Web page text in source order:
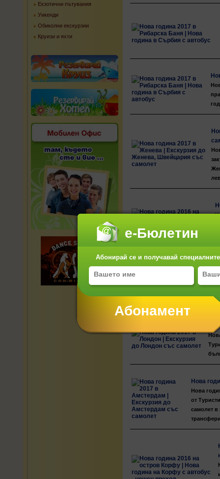
е-Бюлетин
Абонирай се и получавай
Екзотични пътувания
Уикенди
Обиколни екскурзии
Круизи и яхти
Нова
Нова
от
самолет в